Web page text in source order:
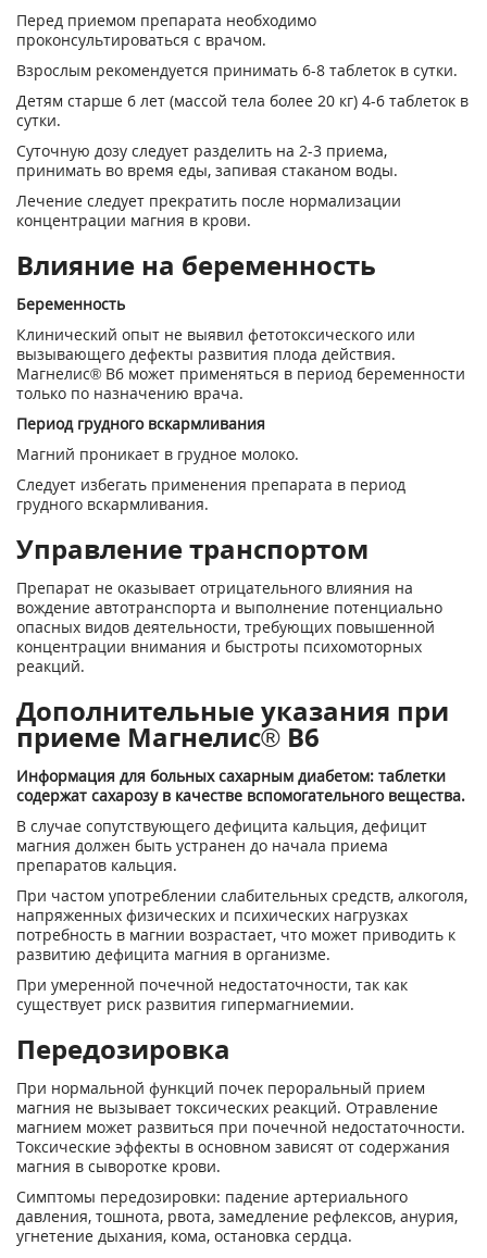
Перед приемом препарата необходимо
проконсультироваться с врачом.
Взрослым рекомендуется принимать 6-8 таблеток в сутки.
Детям старше 6 лет (массой тела более 20 кг) 4-6 таблеток в
сутки.
Суточную дозу следует разделить на 2-3 приема,
принимать во время еды, запивая ста­каном воды.
Лечение следует прекратить после нормализации
концентрации магния в крови.
Влияние на беременность
Беременность
Клинический опыт не выявил фетотоксического или
вызывающего дефекты развития плода действия.
Магнелис® В6 может применяться в период беременности
только по назначению врача.
Период грудного вскармливания
Магний проникает в грудное молоко.
Следует избегать применения препарата в период
грудного вскармливания.
Управление транспортом
Препарат не оказывает отрицательного влияния на
вождение автотранспорта и выполнение потенциально
опасных видов деятельности, требующих повышенной
концентрации внимания и быстроты психомоторных
реакций.
Дополнительные указания при
приеме Магнелис® В6
Информация для больных сахарным диабетом: таблетки
содержат сахарозу в качестве вспомогательного вещества.
В случае сопутствующего дефицита кальция, дефицит
магния должен быть устранен до начала приема
препаратов кальция.
При частом употреблении слабительных средств, алкоголя,
напряженных физических и психических нагрузках
потребность в магнии возрастает, что может приводить к
развитию дефицита магния в организме.
При умеренной почеч­ной недостаточности, так как
существует риск развития гипермагниемии.
Передозировка
При нормальной функций почек пероральный прием
магния не вызывает токсических реакций. Отравление
магнием может развиться при почечной недостаточности.
Токсические эффекты в основном зависят от содержания
магния в сыворотке крови.
Симптомы передозировки: падение артериального
давления, тошнота, рвота, замед­ление рефлексов, анурия,
угнетение дыхания, кома, остановка сердца.